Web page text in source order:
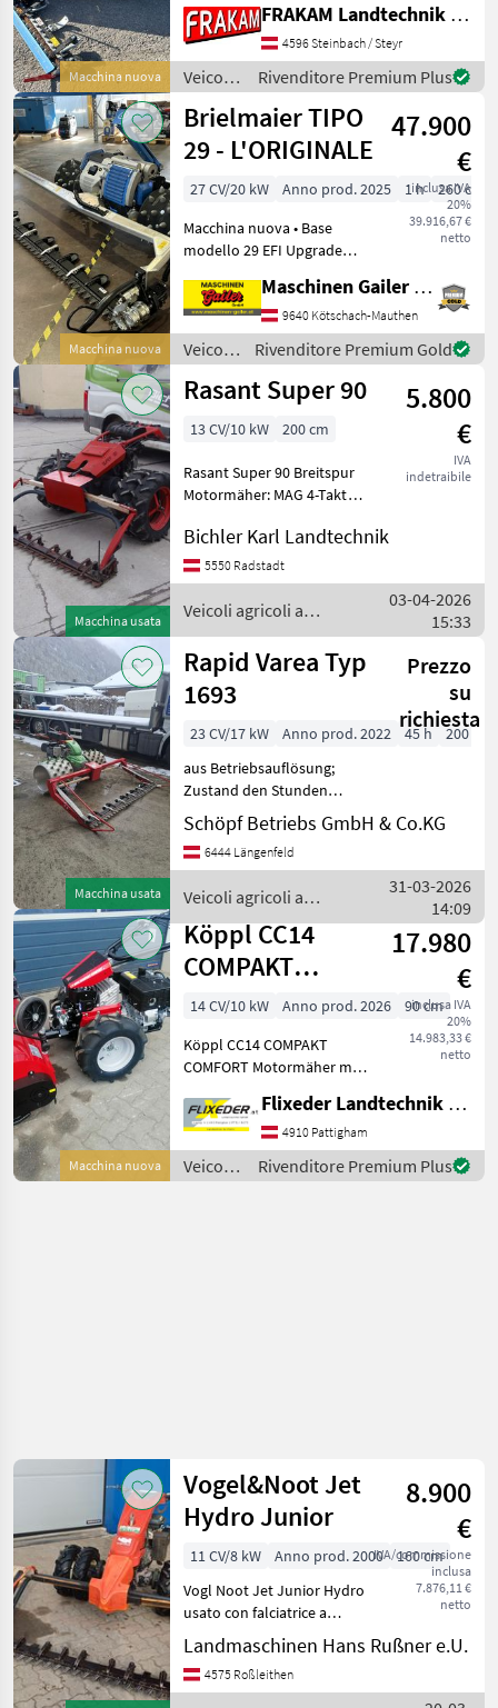
Macchina nuova
KÖPPL Hydrostaten. Für
den ambitionierten
Privatanwender oder Profi.
Einfache Bedienung,
FRAKAM Landtechnik GmbH
4596 Steinbach / Steyr
Veicoli
agricoli
a
motore
/ Köppl
Rivenditore Premium Plus
Macchina nuova
Brielmaier TIPO
29 - L'ORIGINALE
47.900
€
inclusa IVA
20%
39.916,67 €
netto
27 CV/20 kW Anno prod. 2025 1 h
260 cm
Macchina nuova • Base
modello 29 EFI Upgrade
CV) • Motore Kohler a
benzina a 4 tempi con
separatore d'olio e presa
d'aria • Avviamento el
Maschinen Gailer GmbH
9640 Kötschach-Mauthen
Veicoli
agricoli
a
Rivenditore Premium Gold
Macchina usata
Rasant Super 90
5.800
€
IVA
indetraibile
13 CV/10 kW 200 cm
Rasant Super 90 Breitspur
Motormäher: MAG 4-Takt
Vorwärts- und
Rückwärtsgängen,
Lenkbremse,
Zwillingsbereifung,
Busatis 160
Bichler Karl Landtechnik
5550 Radstadt
Veicoli agricoli a
motore / Rasant
03-04-2026
15:33
Macchina usata
Rapid Varea Typ
1693
Prezzo
su
richiesta
23 CV/17 kW Anno prod. 2022 45 h
200 cm
aus Betriebsauflösung;
Zustand den Stunden
entsprechend;
Balkengewichte lose dabei
Tipo di motore: Benzina,
cilindri, Doppia lama, Freno
di sterz
Schöpf Betriebs GmbH & Co.KG
6444 Längenfeld
Veicoli agricoli a
motore / Rapid
31-03-2026
14:09
Macchina nuova
Köppl CC14
COMPAKT
COMFORT
17.980
€
inclusa IVA
20%
14.983,33 €
netto
14 CV/10 kW Anno prod. 2026
90 cm
Köppl CC14 COMPAKT
COMFORT Motormäher mit
Fahrantrieb (Vorwärts 0 - 8
km/h; Rückwärts 0 - 4
km/h),
Geschwindigkeitsregelung
Flixeder Landtechnik GmbH
4910 Pattigham
Veicoli
agricoli
Rivenditore Premium Plus
Vogel&Noot Jet
Hydro Junior
8.900
€
IVA/commissione
inclusa
7.876,11 €
netto
11 CV/8 kW Anno prod. 2000
160 cm
Vogl Noot Jet Junior Hydro
usato con falciatrice a
portale da 1, 6 m,
trasmissione idrostatica,
frizione di sterzo,
Landmaschinen Hans Rußner e.U.
4575 Roßleithen